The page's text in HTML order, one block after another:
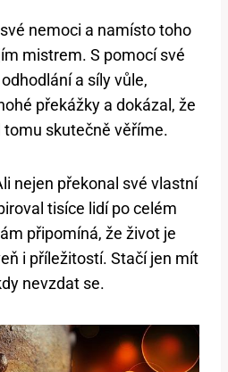
nemoci a namísto toho
mistrem. S pomocí své
a síly vůle,
překážky a dokázal, že
tomu skutečně věříme.
nejen překonal své vlastní
tisíce lidí po celém
připomíná, že život je
i příležitostí. Stačí jen mít
nevzdat se.